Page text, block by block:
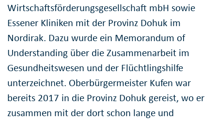
Wirtschaftsförderungsgesellschaft mbH sowie
Essener Kliniken mit der Provinz Dohuk im
Nordirak. Dazu wurde ein Memorandum of
Understanding über die Zusammenarbeit im
Gesundheitswesen und der Flüchtlingshilfe
unterzeichnet. Oberbürgermeister Kufen war
bereits 2017 in die Provinz Dohuk gereist, wo er
zusammen mit der dort schon lange und